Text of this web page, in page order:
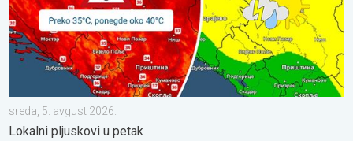
sreda, 5. avgust 2026.
Lokalni pljuskovi u petak